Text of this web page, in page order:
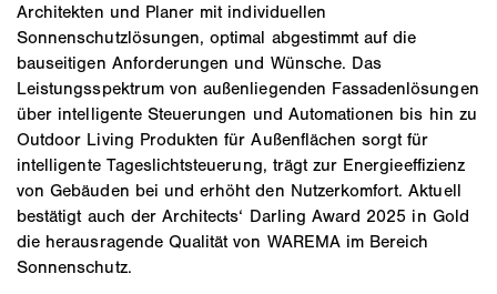
Architekten und Planer mit individuellen
Sonnenschutzlösungen, optimal abgestimmt auf die
bauseitigen Anforderungen und Wünsche. Das
Leistungsspektrum von außenliegenden Fassadenlösungen
über intelligente Steuerungen und Automationen bis hin zu
Outdoor Living Produkten für Außenflächen sorgt für
intelligente Tageslichtsteuerung, trägt zur Energieeffizienz
von Gebäuden bei und erhöht den Nutzerkomfort. Aktuell
bestätigt auch der Architects‘ Darling Award 2025 in Gold
die herausragende Qualität von WAREMA im Bereich
Sonnenschutz.